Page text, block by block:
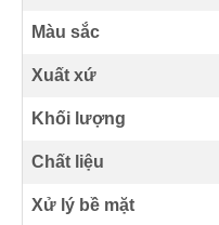
Màu sắc
Xuất xứ
Khối lượng
Chất liệu
Xử lý bề mặt